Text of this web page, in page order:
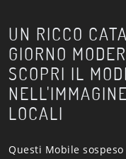
UN RICCO
GIORNO
SCOPRI IL
LOCALI
Questi Mobile